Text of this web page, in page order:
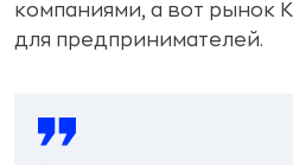
компаниями, а вот рынок
для предпринимателей.